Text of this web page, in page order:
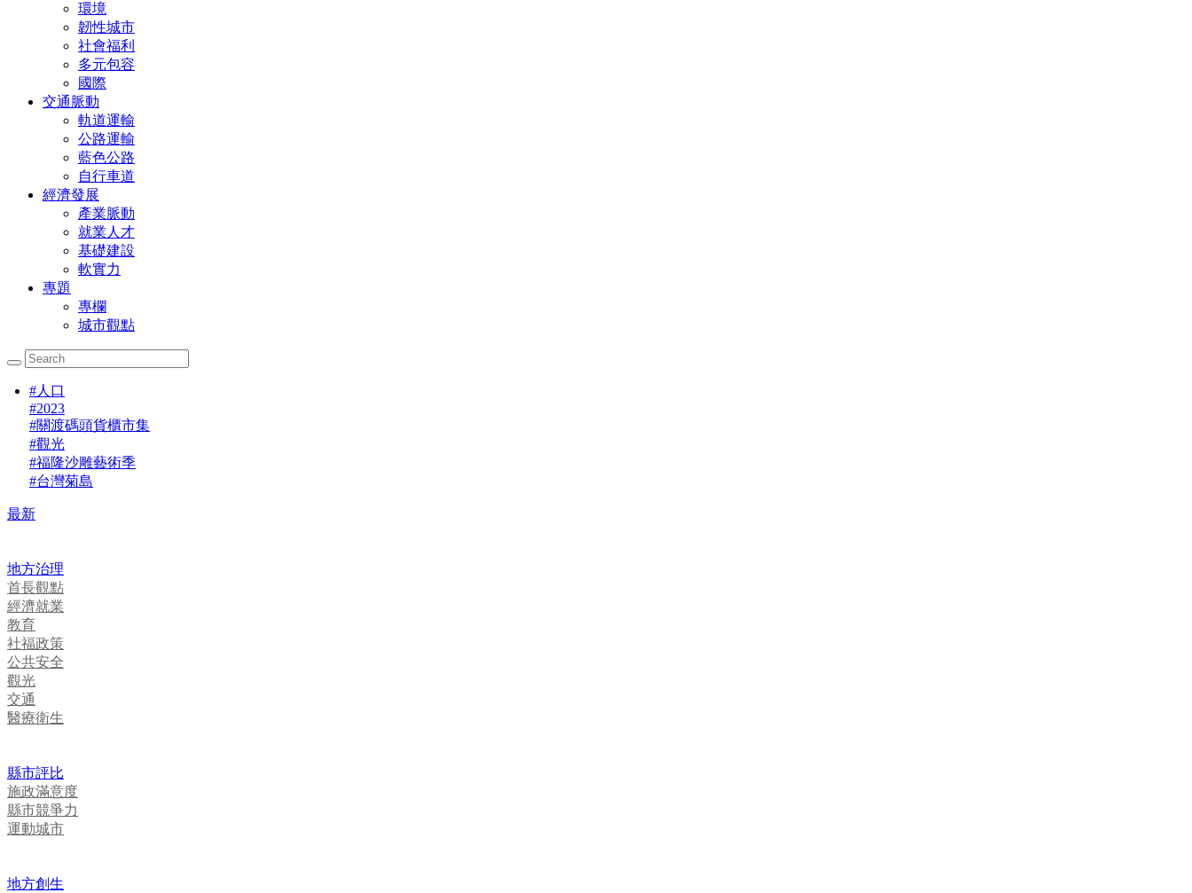
環境
韌性城市
社會福利
多元包容
國際
交通脈動
軌道運輸
公路運輸
藍色公路
自行車道
經濟發展
產業脈動
就業人才
基礎建設
軟實力
專題
專欄
城市觀點
#人口
#2023
#關渡碼頭貨櫃市集
#觀光
#福隆沙雕藝術季
#台灣菊島
最新
地方治理
首長觀點
經濟就業
教育
社福政策
公共安全
觀光
交通
醫療衛生
縣市評比
施政滿意度
縣市競爭力
運動城市
地方創生